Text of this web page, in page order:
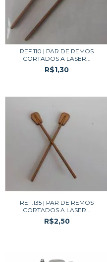
REF.110 | PAR DE REMOS
CORTADOS A LASER...
R$1,30
REF.135 | PAR DE REMOS
CORTADOS A LASER...
R$2,50